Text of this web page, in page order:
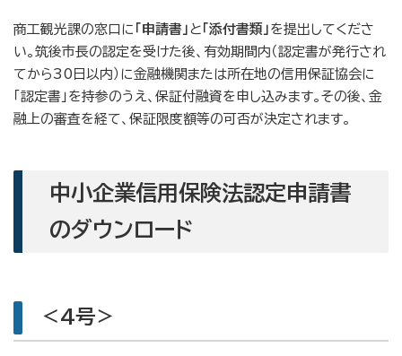
商工観光課の窓口に 「申請書」 と 「添付書類」 を提出してくださ
い。筑後市長の認定を受けた後、有効期間内（認定書が発行され
てから30日以内）に金融機関または所在地の信用保証協会に
「認定書」を持参のうえ、保証付融資を申し込みます。その後、金
融上の審査を経て、保証限度額等の可否が決定されます。
中小企業信用保険法認定申請書
のダウンロード
＜4号＞